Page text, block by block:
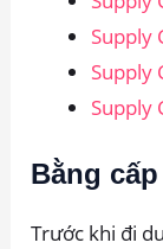
Supply
Supply
Supply
Bằng
Trước khi đi